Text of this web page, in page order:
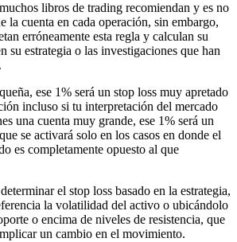
libros de trading recomiendan y es no
la cuenta en cada operación, sin embargo,
erróneamente esta regla y calculan su
su estrategia o las investigaciones que han
ese 1% será un stop loss muy apretado
incluso si tu interpretación del mercado
una cuenta muy grande, ese 1% será un
se activará solo en los casos en donde el
es completamente opuesto al que
el stop loss basado en la estrategia,
la volatilidad del activo o ubicándolo
o encima de niveles de resistencia, que
un cambio en el movimiento.